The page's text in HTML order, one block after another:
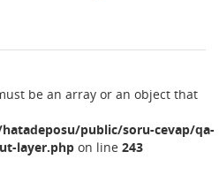
be an array or an object that
public/soru-cevap/qa-
layer.php on line 243